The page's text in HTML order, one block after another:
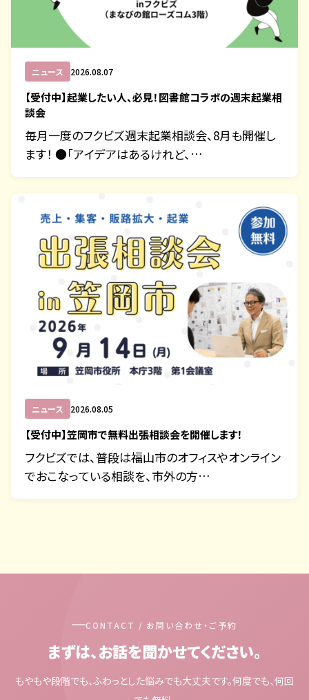
ニュース 2026.08.07
【受付中】起業したい人、必見！図書館コラボの週末起業相
談会
毎月一度のフクビズ週末起業相談会、8月も開催し
ます！ ●「アイデアはあるけれど、…
ニュース 2026.08.05
【受付中】笠岡市で無料出張相談会を開催します！
フクビズでは、普段は福山市のオフィスやオンライン
でおこなっている相談を、市外の方…
CONTACT / お問い合わせ・ご予約
まずは、お話を聞かせてください。
もやもや段階でも、ふわっとした悩みでも大丈夫です。何度でも、何回